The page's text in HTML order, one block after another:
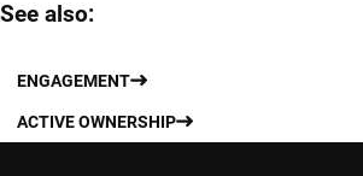
See also:
ENGAGEMENT
ACTIVE OWNERSHIP